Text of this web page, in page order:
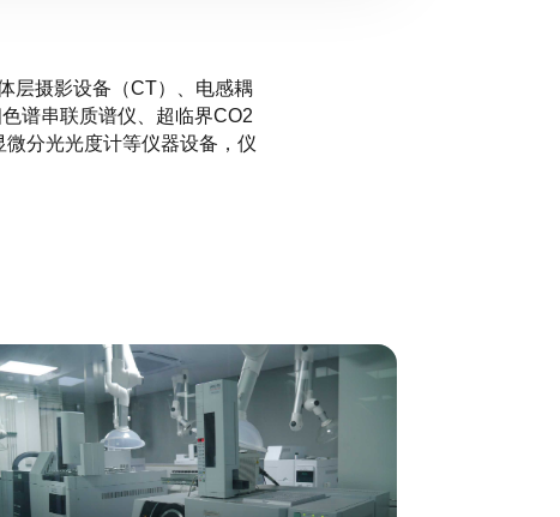
层摄影设备（CT）、电感耦
谱串联质谱仪、超临界CO2
分光光度计等仪器设备，仪